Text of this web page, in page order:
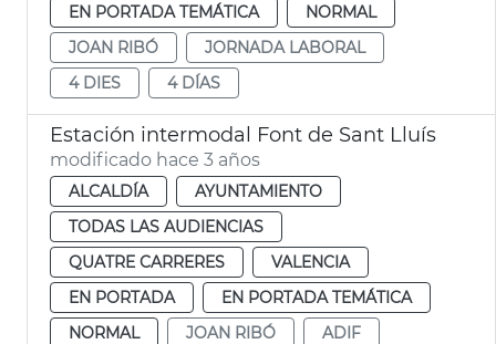
EN PORTADA TEMÁTICA
NORMAL
JOAN RIBÓ
JORNADA LABORAL
4 DIES
4 DÍAS
Estación intermodal Font de Sant Lluís
modificado hace 3 años
ALCALDÍA
AYUNTAMIENTO
TODAS LAS AUDIENCIAS
QUATRE CARRERES
VALENCIA
EN PORTADA
EN PORTADA TEMÁTICA
NORMAL
JOAN RIBÓ
ADIF